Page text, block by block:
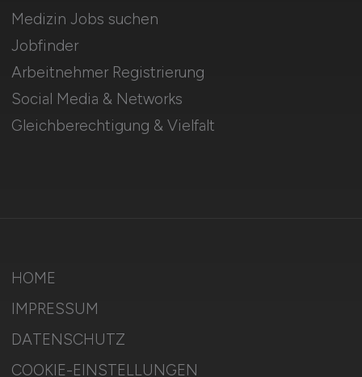
Medizin Jobs suchen
Jobfinder
Arbeitnehmer Registrierung
Social Media & Networks
Gleichberechtigung & Vielfalt
HOME
IMPRESSUM
DATENSCHUTZ
COOKIE-EINSTELLUNGEN